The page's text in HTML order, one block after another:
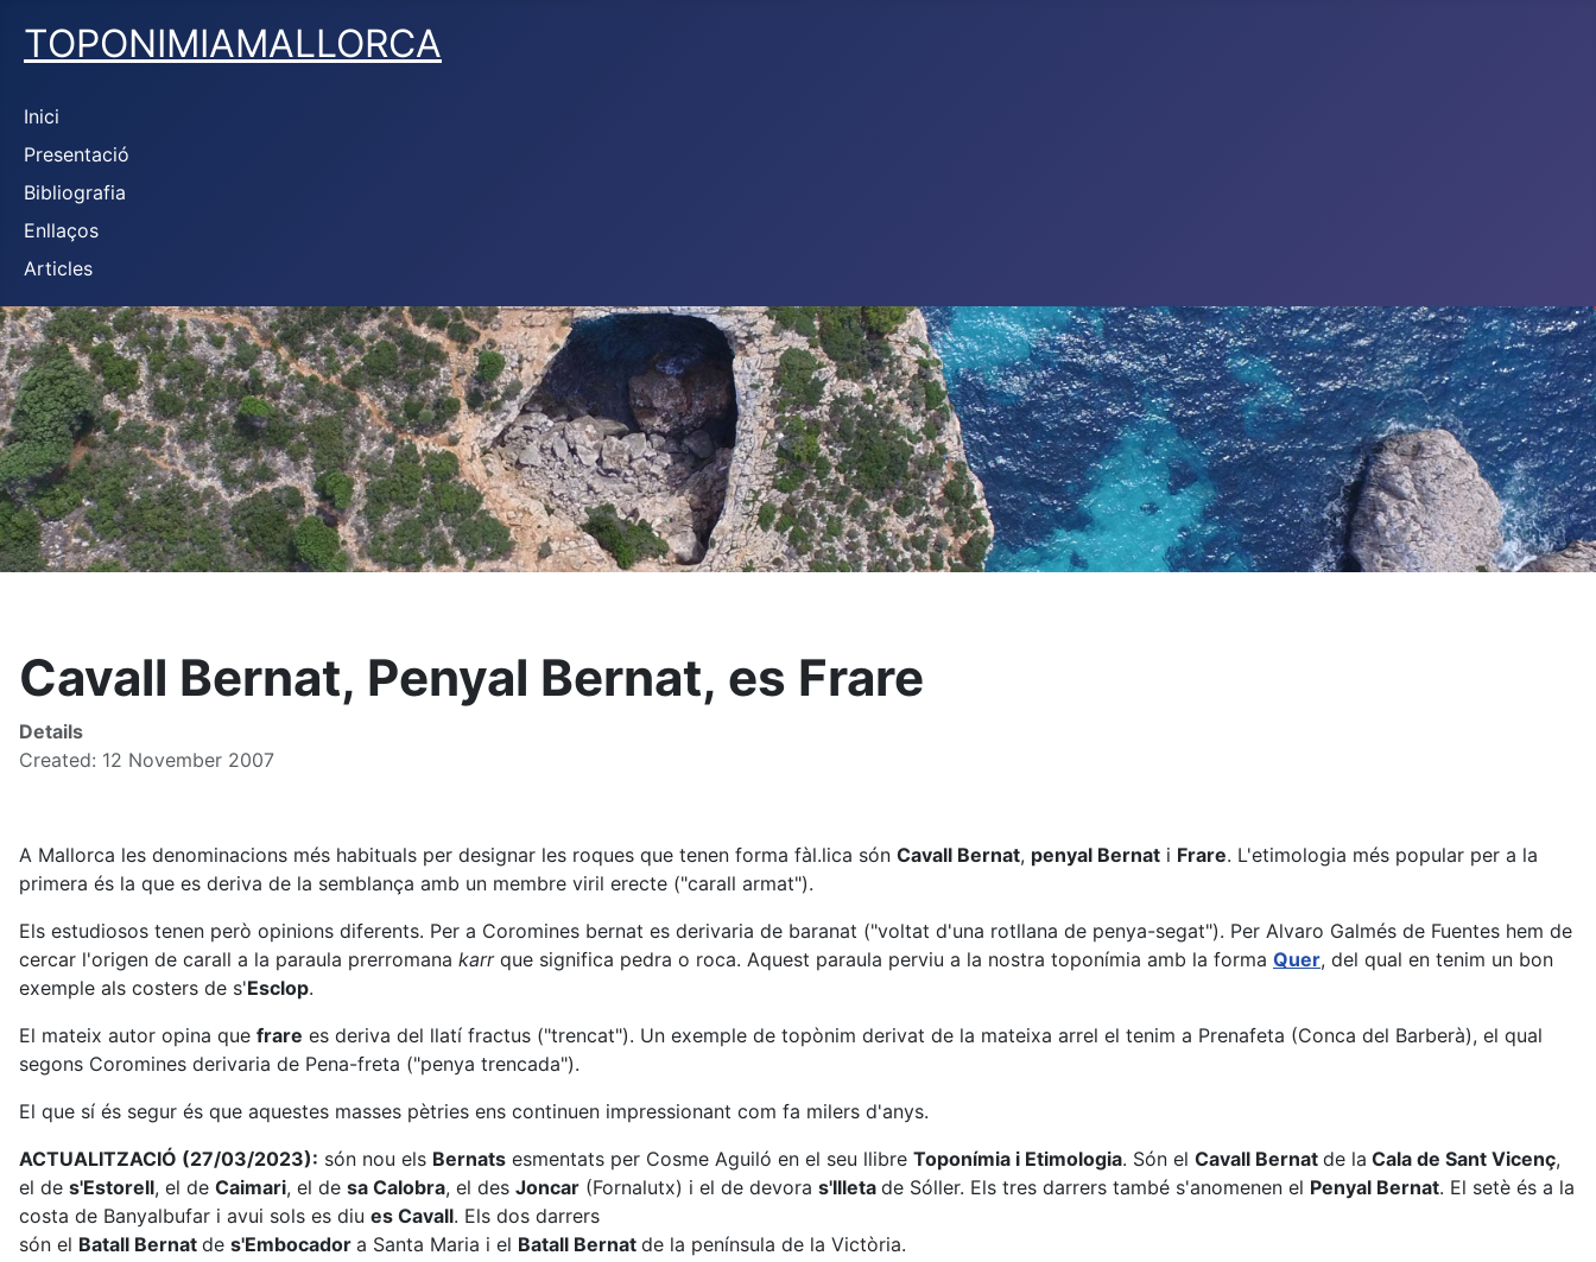
TOPONIMIAMALLORCA
Inici
Presentació
Bibliografia
Enllaços
Articles
Cavall Bernat, Penyal Bernat, es Frare
Details
Created: 12 November 2007
A Mallorca les denominacions més habituals per designar les roques que tenen forma fàl.lica són Cavall Bernat, penyal Bernat i Frare. L'etimologia més popular per a la
primera és la que es deriva de la semblança amb un membre viril erecte ("carall armat").
Els estudiosos tenen però opinions diferents. Per a Coromines bernat es derivaria de baranat ("voltat d'una rotllana de penya-segat"). Per Alvaro Galmés de Fuentes hem de
cercar l'origen de carall a la paraula prerromana karrque significa pedra o roca. Aquest paraula perviu a la nostra toponímia amb la forma Quer, del qual en tenim un bon
exemple als costers de s'Esclop.
El mateix autor opina que frare es deriva del llatí fractus ("trencat"). Un exemple de topònim derivat de la mateixa arrel el tenim a Prenafeta (Conca del Barberà), el qual
segons Coromines derivaria de Pena-freta ("penya trencada").
El que sí és segur és que aquestes masses pètries ens continuen impressionant com fa milers d'anys.
ACTUALITZACIÓ (27/03/2023): són nou els Bernats esmentats per Cosme Aguiló en el seu llibre Toponímia i Etimologia. Són el Cavall Bernat de la Cala de Sant Vicenç,
el de s'Estorell, el de Caimari, el de sa Calobra, el des Joncar (Fornalutx) i el de devora s'Illeta de Sóller. Els tres darrers també s'anomenen el Penyal Bernat. El setè és a la
costa de Banyalbufar i avui sols es diu es Cavall. Els dos darrers
són el Batall Bernat de s'Embocador a Santa Maria i el Batall Bernat de la península de la Victòria.